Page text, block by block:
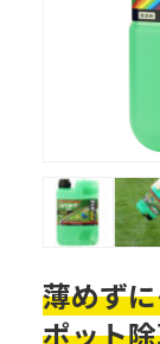
薄めず
ポット